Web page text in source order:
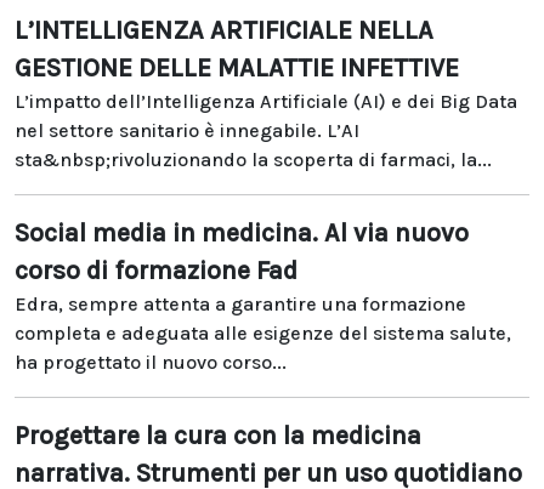
L’INTELLIGENZA ARTIFICIALE NELLA
GESTIONE DELLE MALATTIE INFETTIVE
L’impatto dell’Intelligenza Artificiale (AI) e dei Big Data
nel settore sanitario è innegabile. L’AI
sta&nbsp;rivoluzionando la scoperta di farmaci, la...
Social media in medicina. Al via nuovo
corso di formazione Fad
Edra, sempre attenta a garantire una formazione
completa e adeguata alle esigenze del sistema salute,
ha progettato il nuovo corso...
Progettare la cura con la medicina
narrativa. Strumenti per un uso quotidiano